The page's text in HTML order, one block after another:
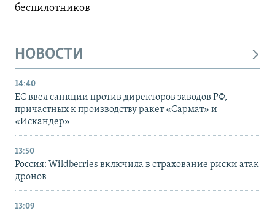
беспилотников
НОВОСТИ
14:40
ЕС ввел санкции против директоров заводов РФ,
причастных к производству ракет «Сармат» и
«Искандер»
13:50
Россия: Wildberries включила в страхование риски атак
дронов
13:09